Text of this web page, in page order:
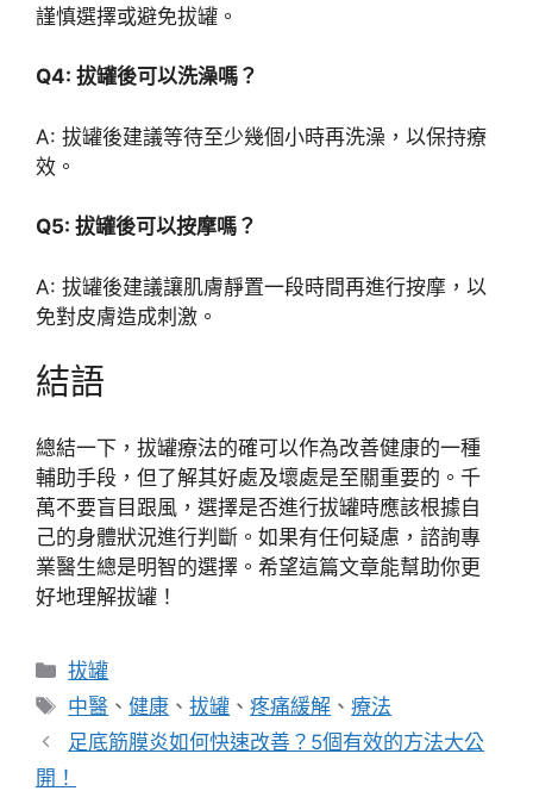
謹慎選擇或避免拔罐。
Q4: 拔罐後可以洗澡嗎？
A: 拔罐後建議等待至少幾個小時再洗澡，以保持療
效。
Q5: 拔罐後可以按摩嗎？
A: 拔罐後建議讓肌膚靜置一段時間再進行按摩，以
免對皮膚造成刺激。
結語
總結一下，拔罐療法的確可以作為改善健康的一種
輔助手段，但了解其好處及壞處是至關重要的。千
萬不要盲目跟風，選擇是否進行拔罐時應該根據自
己的身體狀況進行判斷。如果有任何疑慮，諮詢專
業醫生總是明智的選擇。希望這篇文章能幫助你更
好地理解拔罐！
分
類
拔罐
標
籤
中醫 、健康 、拔罐 、疼痛緩解 、療法
足底筋膜炎如何快速改善？5個有效的方法大公
開！